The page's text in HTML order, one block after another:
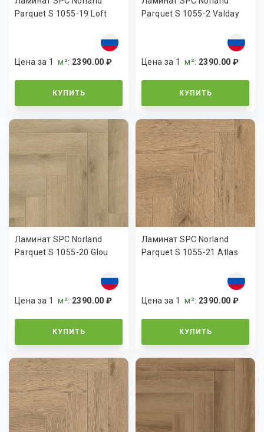
Parquet S 1055-19 Loft
Цена за 1м²: 2390.00 ₽
КУПИТЬ
Parquet S 1055-2 Valday
Цена за 1м²: 2390.00 ₽
КУПИТЬ
Ламинат SPC Norland
Parquet S 1055-20 Glou
Цена за 1м²: 2390.00 ₽
КУПИТЬ
Ламинат SPC Norland
Parquet S 1055-21 Atlas
Цена за 1м²: 2390.00 ₽
КУПИТЬ